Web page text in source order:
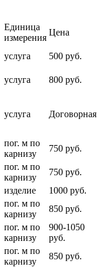
Единица
измерения
Цена
услуга
500 руб.
услуга
800 руб.
услуга Договорная
пог. м по
карнизу
750 руб.
пог. м по
карнизу
750 руб.
изделие
1000 руб.
пог. м по
карнизу
850 руб.
пог. м по
карнизу
900-1050
руб.
пог. м по
карнизу
850 руб.